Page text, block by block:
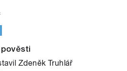
Zdeněk Truhlář